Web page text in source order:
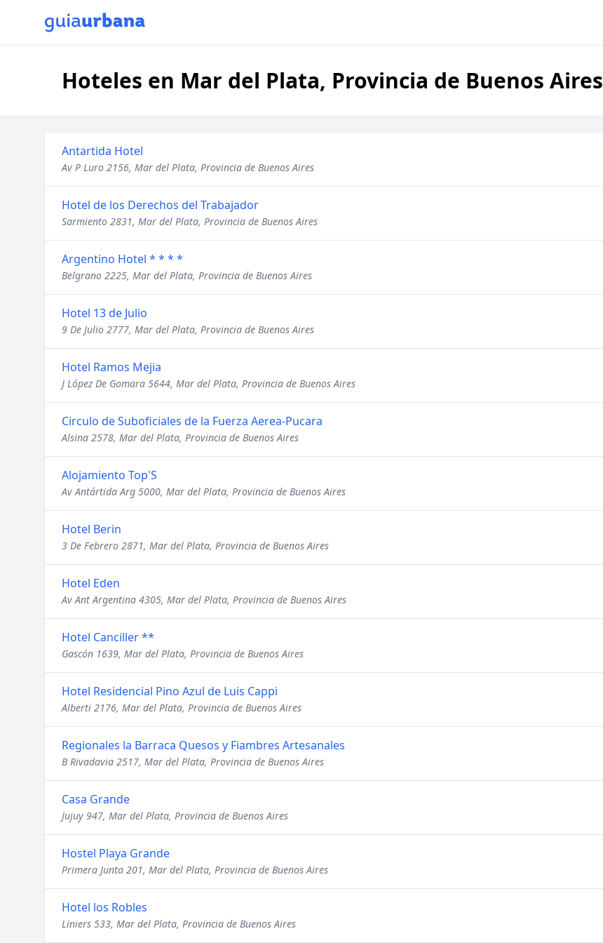
Hoteles en Mar del Plata, Provincia de Buenos Aires
Antartida Hotel
Av P Luro 2156, Mar del Plata, Provincia de Buenos Aires
Hotel de los Derechos del Trabajador
Sarmiento 2831, Mar del Plata, Provincia de Buenos Aires
Argentino Hotel * * * *
Belgrano 2225, Mar del Plata, Provincia de Buenos Aires
Hotel 13 de Julio
9 De Julio 2777, Mar del Plata, Provincia de Buenos Aires
Hotel Ramos Mejia
J López De Gomara 5644, Mar del Plata, Provincia de Buenos Aires
Circulo de Suboficiales de la Fuerza Aerea-Pucara
Alsina 2578, Mar del Plata, Provincia de Buenos Aires
Alojamiento Top'S
Av Antártida Arg 5000, Mar del Plata, Provincia de Buenos Aires
Hotel Berin
3 De Febrero 2871, Mar del Plata, Provincia de Buenos Aires
Hotel Eden
Av Ant Argentina 4305, Mar del Plata, Provincia de Buenos Aires
Hotel Canciller **
Gascón 1639, Mar del Plata, Provincia de Buenos Aires
Hotel Residencial Pino Azul de Luis Cappi
Alberti 2176, Mar del Plata, Provincia de Buenos Aires
Regionales la Barraca Quesos y Fiambres Artesanales
B Rivadavia 2517, Mar del Plata, Provincia de Buenos Aires
Casa Grande
Jujuy 947, Mar del Plata, Provincia de Buenos Aires
Hostel Playa Grande
Primera Junta 201, Mar del Plata, Provincia de Buenos Aires
Hotel los Robles
Liniers 533, Mar del Plata, Provincia de Buenos Aires